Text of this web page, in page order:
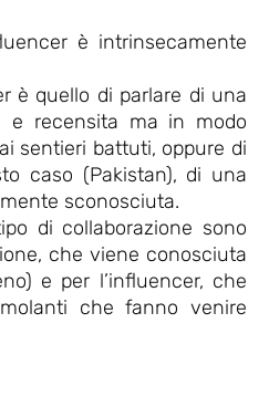
è intrinsecamente
è quello di parlare di una
e recensita ma in modo
sentieri battuti, oppure di
caso (Pakistan), di una
sconosciuta.
di collaborazione sono
che viene conosciuta
e per l’influencer, che
che fanno venire